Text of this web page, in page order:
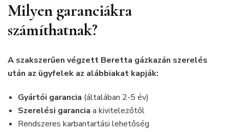
Milyen garanciákra
számíthatnak?
A szakszerűen végzett Beretta gázkazán szerelés
után az ügyfelek az alábbiakat kapják:
Gyártói garancia (általában 2-5 év)
Szerelési garancia a kivitelezőtől
Rendszeres karbantartási lehetőség